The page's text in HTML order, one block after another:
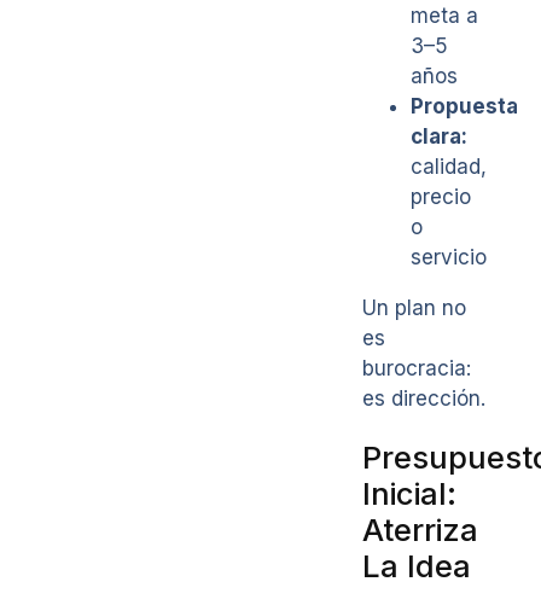
meta a
3–5
años
Propuesta
clara:
calidad,
precio
o
servicio
Un plan no
es
burocracia:
es dirección.
Inicial:
Aterriza
La Idea